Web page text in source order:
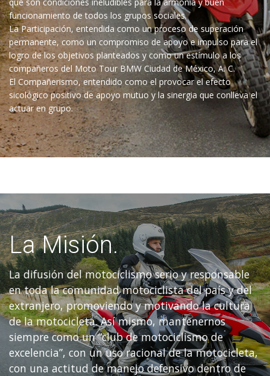
funcionamiento de todos los grupos sociales.
La Participación, entendida como un proceso de superación
permanente, como un compromiso de apoyo e impulso para el
logro de los objetivos planteados y como un estímulo a los
compañeros del Moto Tour BMW Ciudad de México, A. C.
El Compañerismo, entendido como el provocar el efecto
sicológico positivo de apoyo mutuo y la sinergia que conlleva el
actuar en grupo.
La Misión.
La difusión del motociclismo serio y responsable
en toda la comunidad motociclista del país y del
extranjero, promoviendo y motivando la cultura
de la motocicleta. Así mismo, mantenernos
siempre como un “club de motociclismo de
excelencia”, con un uso racional de la motocicleta,
con una actitud de manejo defensivo dentro de